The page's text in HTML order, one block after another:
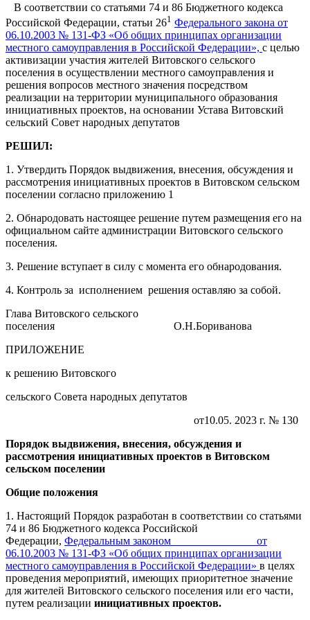
В соответствии со статьями 74 и 86 Бюджетного кодекса
Российской Федерации, статьи 261 Федерального закона от
06.10.2003 № 131-ФЗ «Об общих принципах организации
местного самоуправления в Российской Федерации», с целью
активизации участия жителей Витовского сельского
поселения в осуществлении местного самоуправления и
решения вопросов местного значения посредством
реализации на территории муниципального образования
инициативных проектов, на основании Устава Витовский
сельский Совет народных депутатов
РЕШИЛ:
1. Утвердить Порядок выдвижения, внесения, обсуждения и
рассмотрения инициативных проектов в Витовском сельском
поселении согласно приложению 1
2. Обнародовать настоящее решение путем размещения его на
официальном сайте администрации Витовского сельского
поселения.
3. Решение вступает в силу с момента его обнародования.
4. Контроль за исполнением решения оставляю за собой.
Глава Витовского сельского
поселения О.Н.Бориванова
ПРИЛОЖЕНИЕ
к решению Витовского
сельского Совета народных депутатов
от10.05. 2023 г. № 130
Порядок выдвижения, внесения, обсуждения и
рассмотрения инициативных проектов в Витовском
сельском поселении
Общие положения
1. Настоящий Порядок разработан в соответствии со статьями
74 и 86 Бюджетного кодекса Российской
Федерации, Федеральным законом от
06.10.2003 № 131-ФЗ «Об общих принципах организации
местного самоуправления в Российской Федерации» в целях
проведения мероприятий, имеющих приоритетное значение
для жителей Витовского сельского поселения или его части,
путем реализации инициативных проектов.